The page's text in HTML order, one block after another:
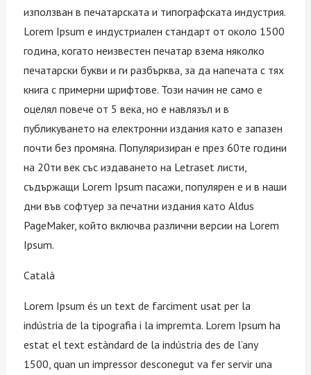
използван в печатарската и типографската индустрия.
Lorem Ipsum е индустриален стандарт от около 1500
година, когато неизвестен печатар взема няколко
печатарски букви и ги разбърква, за да напечата с тях
книга с примерни шрифтове. Този начин не само е
оцелял повече от 5 века, но е навлязъл и в
публикуването на електронни издания като е запазен
почти без промяна. Популяризиран е през 60те години
на 20ти век със издаването на Letraset листи,
съдържащи Lorem Ipsum пасажи, популярен е и в наши
дни във софтуер за печатни издания като Aldus
PageMaker, който включва различни версии на Lorem
Ipsum.
Català
Lorem Ipsum és un text de farciment usat per la
indústria de la tipografia i la impremta. Lorem Ipsum ha
estat el text estàndard de la indústria des de l’any
1500, quan un impressor desconegut va fer servir una